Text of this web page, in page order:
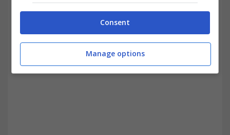
informatica delle aziende, con l’obbligo per
concedere allo Stato l’accesso ai dati
raccolti.
Consent
Manage options